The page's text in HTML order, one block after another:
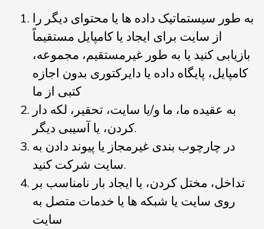
به طور سیستماتیک داده ها یا محتوای دیگر را
از سایت برای ایجاد یا کامپایل مستقیماً
بازیابی کنید یا به طور غیرمستقیم، مجموعه،
کامپایل، پایگاه داده یا دایرکتوری بدون اجازه
کتبی از ما
به عقیده ما، ما و/یا سایت، تحقیر، لکه دار
کردن، یا آسیبی دیگر.
در چارچوب بندی غیرمجاز یا پیوند دادن به
سایت شرکت کنید.
تداخل، مختل کردن، یا ایجاد بار نامناسب بر
روی سایت یا شبکه ها یا خدمات متصل به
سایت